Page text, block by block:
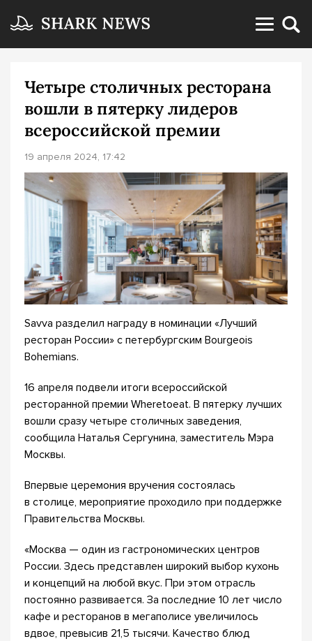
Четыре столичных ресторана
вошли в пятерку лидеров
всероссийской премии
19 апреля 2024, 17:42
Savva разделил награду в номинации «Лучший
ресторан России» с петербургским Bourgeois
Bohemians.
16 апреля подвели итоги всероссийской
ресторанной премии Wheretoeat. В пятерку лучших
вошли сразу четыре столичных заведения,
сообщила Наталья Сергунина, заместитель Мэра
Москвы.
Впервые церемония вручения состоялась
в столице, мероприятие проходило при поддержке
Правительства Москвы.
«Москва — один из гастрономических центров
России. Здесь представлен широкий выбор кухонь
и концепций на любой вкус. При этом отрасль
постоянно развивается. За последние 10 лет число
кафе и ресторанов в мегаполисе увеличилось
вдвое, превысив 21,5 тысячи. Качество блюд